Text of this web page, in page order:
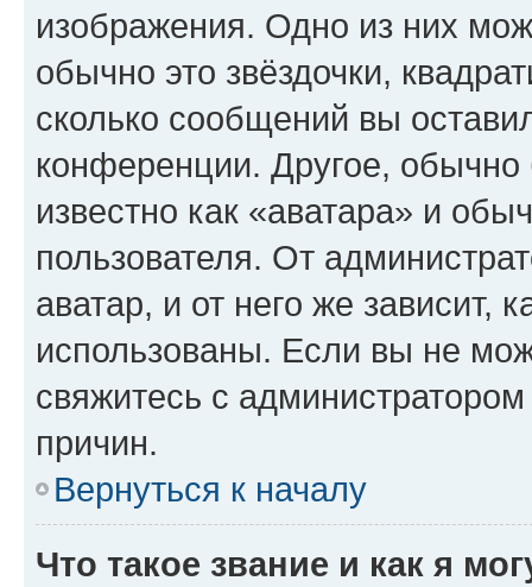
изображения. Одно из них
обычно это звёздочки,
сколько сообщений вы
конференции. Другое,
известно как «аватара» и
пользователя. От
аватар, и от него же зависит,
использованы. Если вы не
свяжитесь с
причин.
Вернуться к началу
Что такое звание и как я